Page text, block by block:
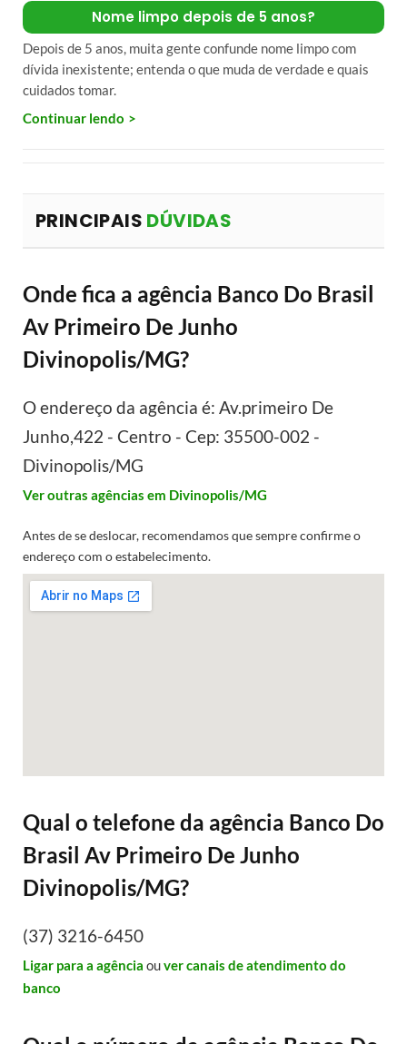
Nome limpo depois de 5 anos?
Depois de 5 anos, muita gente confunde nome limpo com
dívida inexistente; entenda o que muda de verdade e quais
cuidados tomar.
Continuar lendo
PRINCIPAIS DÚVIDAS
Onde fica a agência Banco Do Brasil
Av Primeiro De Junho
Divinopolis/MG?
O endereço da agência é: Av.primeiro De
Junho,422 - Centro - Cep: 35500-002 -
Divinopolis/MG
Ver outras agências em Divinopolis/MG
Antes de se deslocar, recomendamos que sempre confirme o
endereço com o estabelecimento.
Qual o telefone da agência Banco Do
Brasil Av Primeiro De Junho
Divinopolis/MG?
(37) 3216-6450
Ligar para a agência ouver canais de atendimento do
banco